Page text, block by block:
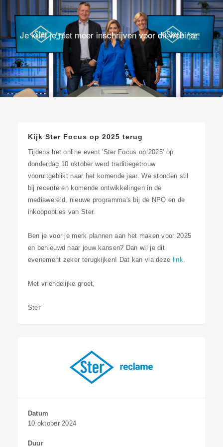
Je kunt je niet meer inschrijven voor dit webinar
Kijk Ster Focus op 2025 terug
Tijdens het online event 'Ster Focus op 2025' op
donderdag 10 oktober werd traditiegetrouw
vooruitgeblikt naar het komende jaar. We stonden stil
bij recente en komende ontwikkelingen in de
mediawereld, nieuwe programma's bij de NPO en de
inkoopopties van Ster.
Ben je voor je merk plannen aan het maken voor 2025
en benieuwd naar jouw kansen? Dan wil je dit
evenement zeker terugkijken! Dat kan via deze link.
Met vriendelijke groet,
Ster​
Datum
10 oktober 2024
Duur